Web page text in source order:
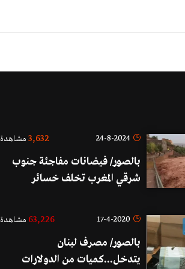
24-8-2024
3,632مشاهدة
بالصور/ فيضانات مفاجئة جنوب
شرقي المغرب تخلف خسائر
17-4-2020
63,226 مشاهدة
بالصور/ مصرف لبنان
يتدخل...كميات من الدولارات